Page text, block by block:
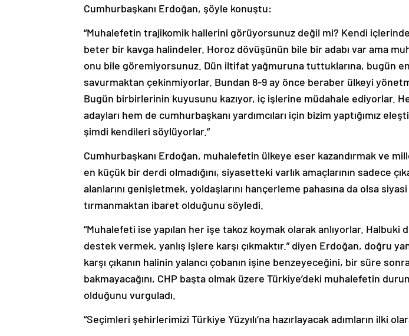
Cumhurbaşkanı Erdoğan, şöyle konuştu:
“Muhalefetin trajikomik hallerini görüyorsunuz değil mi? Kendi
beter bir kavga halindeler. Horoz dövüşünün bile bir adabı var ama
onu bile göremiyorsunuz. Dün iltifat yağmuruna tuttuklarına, bugün
savurmaktan çekinmiyorlar. Bundan 8-9 ay önce beraber ülkeyi
Bugün birbirlerinin kuyusunu kazıyor, iç işlerine müdahale ediyorlar.
adayları hem de cumhurbaşkanı yardımcıları için bizim yaptığımız
şimdi kendileri söylüyorlar.”
Cumhurbaşkanı Erdoğan, muhalefetin ülkeye eser kazandırmak ve
en küçük bir derdi olmadığını, siyasetteki varlık amaçlarının sadece
alanlarını genişletmek, yoldaşlarını hançerleme pahasına da olsa
tırmanmaktan ibaret olduğunu söyledi.
“Muhalefeti ise yapılan her işe takoz koymak olarak anlıyorlar. Halbuki
destek vermek, yanlış işlere karşı çıkmaktır.” diyen Erdoğan, doğru
karşı çıkanın halinin yalancı çobanın işine benzeyeceğini, bir süre
bakmayacağını, CHP başta olmak üzere Türkiye’deki muhalefetin
olduğunu vurguladı.
“Seçimleri şehirlerimizi Türkiye Yüzyılı’na hazırlayacak adımların ilki